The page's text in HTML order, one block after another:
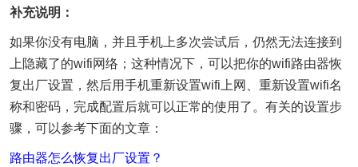
补充说明：
如果你没有电脑，并且手机上多次尝试后，仍然无法连接到
上隐藏了的wifi网络；这种情况下，可以把你的wifi路由器恢
复出厂设置，然后用手机重新设置wifi上网、重新设置wifi名
称和密码，完成配置后就可以正常的使用了。有关的设置步
骤，可以参考下面的文章：
路由器怎么恢复出厂设置？